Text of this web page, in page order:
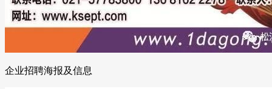
企业招聘海报及信息